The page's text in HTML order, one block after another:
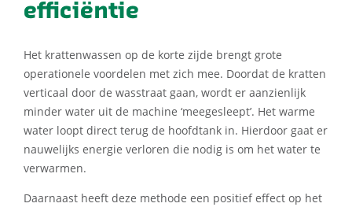
efficiëntie
Het krattenwassen op de korte zijde brengt grote
operationele voordelen met zich mee. Doordat de kratten
verticaal door de wasstraat gaan, wordt er aanzienlijk
minder water uit de machine ‘meegesleept’. Het warme
water loopt direct terug de hoofdtank in. Hierdoor gaat er
nauwelijks energie verloren die nodig is om het water te
verwarmen.
Daarnaast heeft deze methode een positief effect op het